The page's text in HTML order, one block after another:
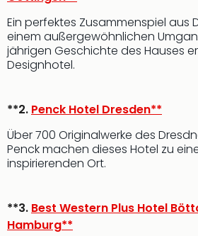
Ein perfektes Zusammenspiel aus
einem außergewöhnlichen
jährigen Geschichte des Hauses
Designhotel.
**2. Penck Hotel Dresden**
Über 700 Originalwerke des
Penck machen dieses Hotel zu
inspirierenden Ort.
**3. Best Western Plus Hotel
Hamburg**